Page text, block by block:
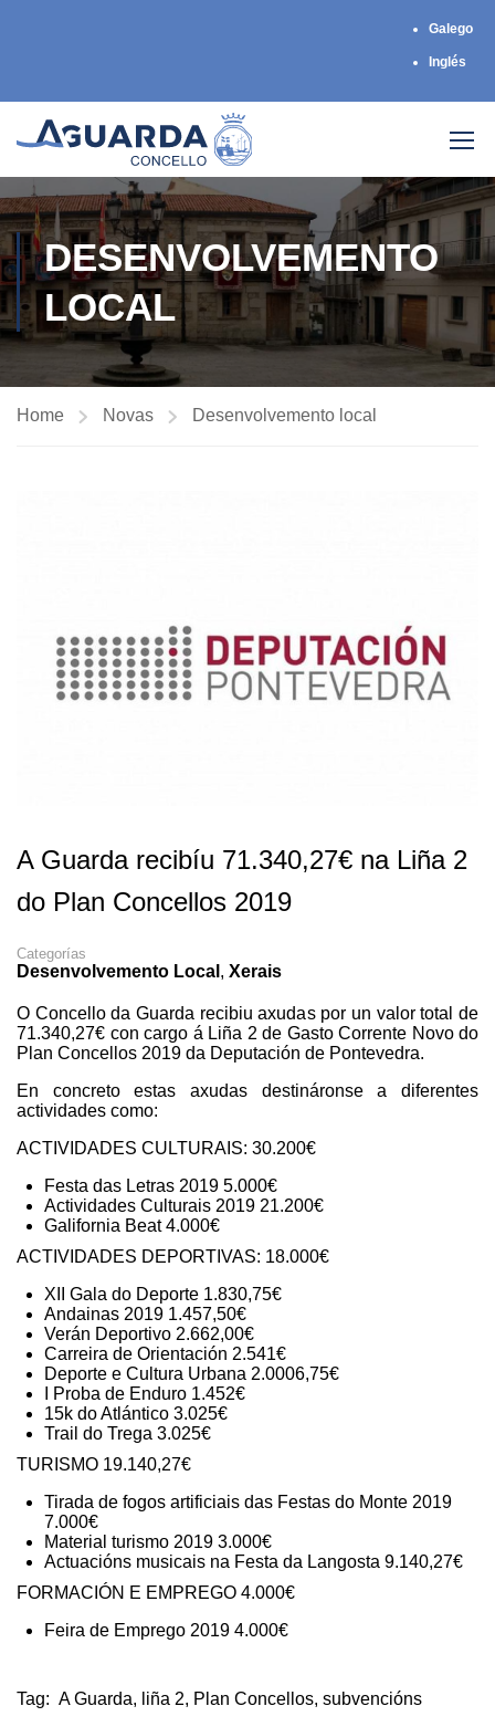
Galego
Inglés
DESENVOLVEMENTO
LOCAL
Home Novas Desenvolvemento local
A Guarda recibíu 71.340,27€ na Liña 2
do Plan Concellos 2019
Categorías
Desenvolvemento Local , Xerais
O Concello da Guarda recibiu axudas por un valor total de
71.340,27€ con cargo á Liña 2 de Gasto Corrente Novo do
Plan Concellos 2019 da Deputación de Pontevedra.
En concreto estas axudas destináronse a diferentes
actividades como:
ACTIVIDADES CULTURAIS: 30.200€
Festa das Letras 2019 5.000€
Actividades Culturais 2019 21.200€
Galifornia Beat 4.000€
ACTIVIDADES DEPORTIVAS: 18.000€
XII Gala do Deporte 1.830,75€
Andainas 2019 1.457,50€
Verán Deportivo 2.662,00€
Carreira de Orientación 2.541€
Deporte e Cultura Urbana 2.0006,75€
I Proba de Enduro 1.452€
15k do Atlántico 3.025€
Trail do Trega 3.025€
TURISMO 19.140,27€
Tirada de fogos artificiais das Festas do Monte 2019
7.000€
Material turismo 2019 3.000€
Actuacións musicais na Festa da Langosta 9.140,27€
FORMACIÓN E EMPREGO 4.000€
Feira de Emprego 2019 4.000€
Tag: A Guarda, liña 2, Plan Concellos, subvencións